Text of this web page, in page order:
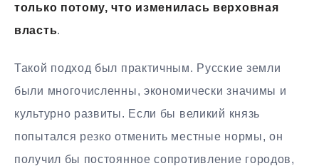
только потому, что изменилась верховная
власть.
Такой подход был практичным. Русские земли
были многочисленны, экономически значимы и
культурно развиты. Если бы великий князь
попытался резко отменить местные нормы, он
получил бы постоянное сопротивление городов,